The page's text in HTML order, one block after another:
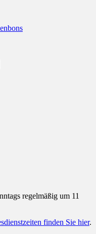
regelmäßig um 11
finden Sie hier.